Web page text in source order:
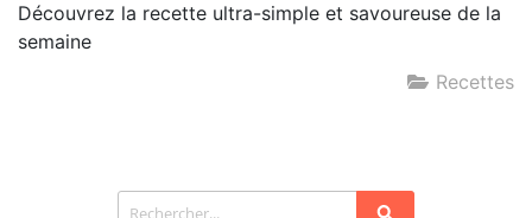
Découvrez la recette ultra-simple et savoureuse de la
semaine
Recettes